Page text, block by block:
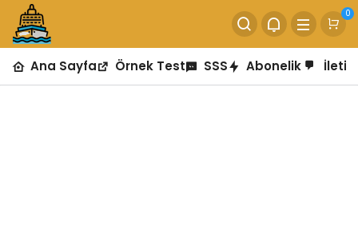
0
Ana Sayfa Örnek Test SSS Abonelik